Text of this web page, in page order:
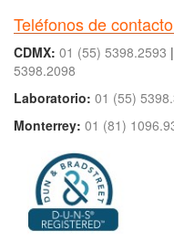
Teléfonos de
CDMX: 01 (55) 5398.2593 |
5398.2098
Laboratorio: 01 (55)
Monterrey: 01 (81)